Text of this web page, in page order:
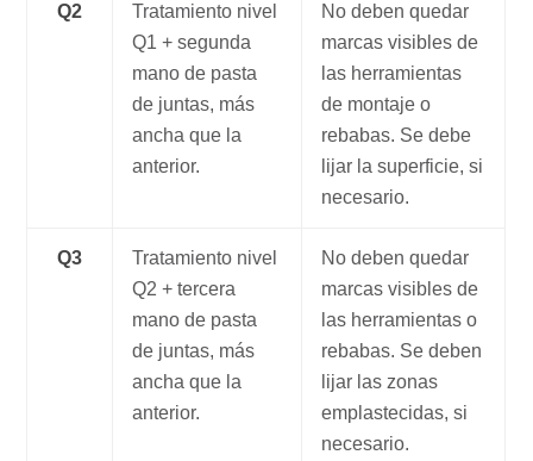
Q2
Tratamiento nivel
Q1 + segunda
mano de pasta
de juntas, más
ancha que la
anterior.
No deben quedar
marcas visibles de
las herramientas
de montaje o
rebabas. Se debe
lijar la superficie, si
necesario.
Q3
Tratamiento nivel
Q2 + tercera
mano de pasta
de juntas, más
ancha que la
anterior.
No deben quedar
marcas visibles de
las herramientas o
rebabas. Se deben
lijar las zonas
emplastecidas, si
necesario.